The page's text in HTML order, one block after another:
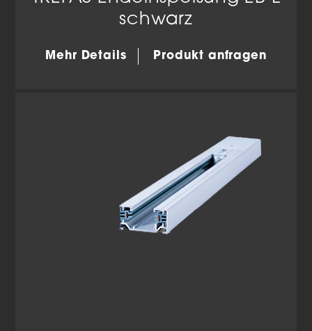
schwarz
Mehr Details Produkt anfragen
Datenschutzerklärung Impressum